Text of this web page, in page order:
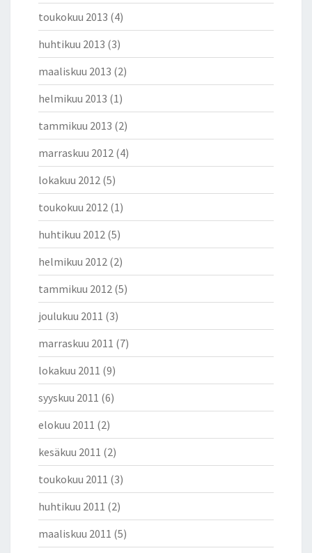
toukokuu 2013 (4)
huhtikuu 2013 (3)
maaliskuu 2013 (2)
helmikuu 2013 (1)
tammikuu 2013 (2)
marraskuu 2012 (4)
lokakuu 2012 (5)
toukokuu 2012 (1)
huhtikuu 2012 (5)
helmikuu 2012 (2)
tammikuu 2012 (5)
joulukuu 2011 (3)
marraskuu 2011 (7)
lokakuu 2011 (9)
syyskuu 2011 (6)
elokuu 2011 (2)
kesäkuu 2011 (2)
toukokuu 2011 (3)
huhtikuu 2011 (2)
maaliskuu 2011 (5)